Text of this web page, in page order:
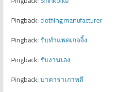
Pingback:clothing manufacturer
Pingback:รับทำแพคเกจจิ้ง
Pingback:รับงานเอง
Pingback:บาคาร่าเกาหลี